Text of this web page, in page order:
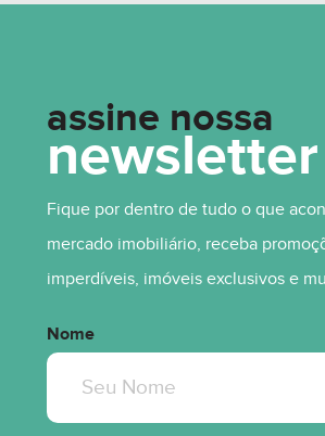
assine nossa
newsletter
Fique por dentro de tudo o que
mercado imobiliário, receba
imperdíveis, imóveis exclusivos e
Nome